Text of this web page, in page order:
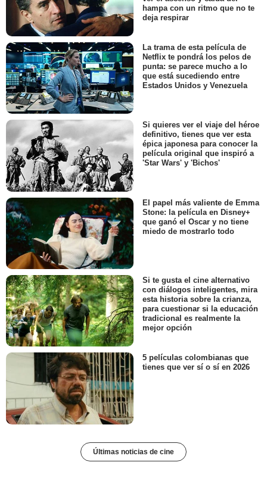
hampa con un ritmo que no te
deja respirar
La trama de esta película de
Netflix te pondrá los pelos de
punta: se parece mucho a lo
que está sucediendo entre
Estados Unidos y Venezuela
Si quieres ver el viaje del héroe
definitivo, tienes que ver esta
épica japonesa para conocer la
película original que inspiró a
'Star Wars' y 'Bichos'
El papel más valiente de Emma
Stone: la película en Disney+
que ganó el Oscar y no tiene
miedo de mostrarlo todo
Si te gusta el cine alternativo
con diálogos inteligentes, mira
esta historia sobre la crianza,
para cuestionar si la educación
tradicional es realmente la
mejor opción
5 películas colombianas que
tienes que ver sí o sí en 2026
Últimas noticias de cine